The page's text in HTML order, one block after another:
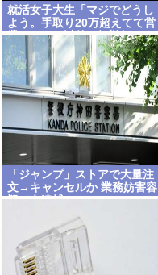
就活女子大生「マジでどうし
よう。手取り20万超えてて営
業セコカン以外で転勤無しの
会社ない」
「ジャンプ」ストアで大量注
文→キャンセルか 業務妨害容
疑で女逮捕